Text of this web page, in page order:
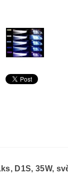
D1S, 35W,